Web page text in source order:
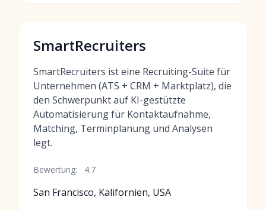
SmartRecruiters
SmartRecruiters ist eine Recruiting-Suite für
Unternehmen (ATS + CRM + Marktplatz), die
den Schwerpunkt auf KI-gestützte
Automatisierung für Kontaktaufnahme,
Matching, Terminplanung und Analysen
legt.
Bewertung: 4.7
San Francisco, Kalifornien, USA